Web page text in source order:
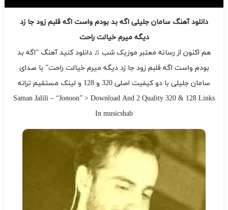
دانلود آهنگ سامان جلیلی اگه بد بودم واست اگه قلبم زود جا زد
دیگه میرم خیالت راحت
هم اکنون از رسانه معتبر موزیک شب ♫ دانلود کنید آهنگ “اگه بد
بودم واست اگه قلبم زود جا زد دیگه میرم خیالت راحت” با صدای
سامان جلیلی با دو کیفیت اصلی 320 و 128 و لینک مستقیم ترانه
Saman Jalili – “Jonoon” > Download And 2 Quality 320 & 128 Links
In musicshab